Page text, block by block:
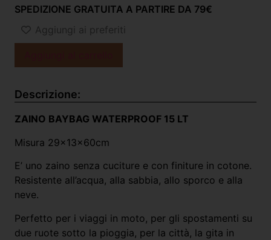
SPEDIZIONE GRATUITA A PARTIRE DA 79€
Aggiungi ai preferiti
Descrizione:
ZAINO BAYBAG WATERPROOF 15 LT
Misura 29x13x60cm
E’ uno zaino senza cuciture e con finiture in cotone.
Resistente all’acqua, alla sabbia, allo sporco e alla
neve.
Perfetto per i viaggi in moto, per gli spostamenti su
due ruote sotto la pioggia, per la città, la gita in